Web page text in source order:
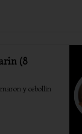
(8
y cebollin